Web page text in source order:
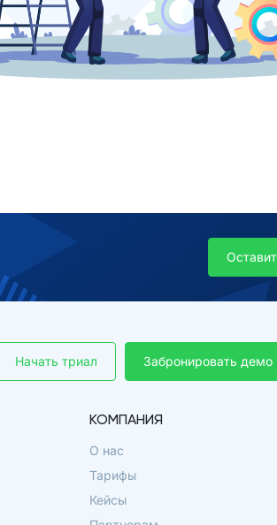
Забронировать демо
Начать триал
КОМПАНИЯ
О нас
Тарифы
Кейсы